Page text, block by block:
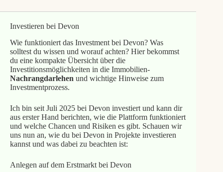
Investieren bei Devon
Wie funktioniert das Investment bei Devon? Was
solltest du wissen und worauf achten? Hier bekommst
du eine kompakte Übersicht über die
Investitionsmöglichkeiten in die Immobilien-
Nachrangdarlehen und wichtige Hinweise zum
Investmentprozess.
Ich bin seit Juli 2025 bei Devon investiert und kann dir
aus erster Hand berichten, wie die Plattform funktioniert
und welche Chancen und Risiken es gibt. Schauen wir
uns nun an, wie du bei Devon in Projekte investieren
kannst und was dabei zu beachten ist:
Anlegen auf dem Erstmarkt bei Devon